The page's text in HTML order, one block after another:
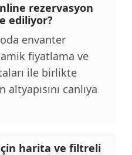
rezervasyon
ediliyor?
envanter
fiyatlama ve
ile birlikte
canlıya
harita ve filtreli